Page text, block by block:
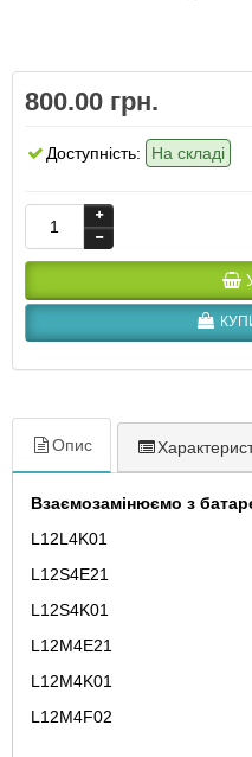
800.00 грн.
Доступність: На складі
Опис
Взаємозамінюємо з
L12L4K01
L12S4E21
L12S4K01
L12M4E21
L12M4K01
L12M4F02